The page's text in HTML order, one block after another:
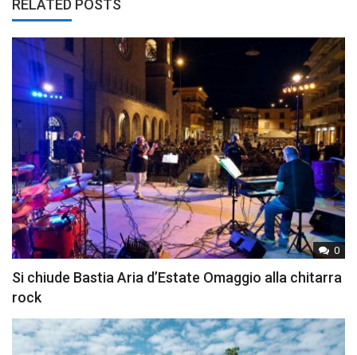
RELATED POSTS
0
Si chiude Bastia Aria d’Estate Omaggio alla chitarra
rock